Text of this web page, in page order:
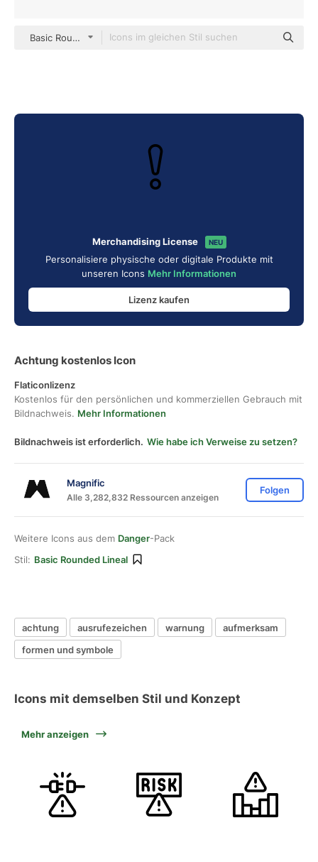
Basic Rounded Lineal
Merchandising License NEU
Personalisiere physische oder digitale Produkte mit
unseren Icons Mehr Informationen
Lizenz kaufen
Achtung kostenlos Icon
Flaticonlizenz
Kostenlos für den persönlichen und kommerziellen Gebrauch mit
Bildnachweis. Mehr Informationen
Bildnachweis ist erforderlich. Wie habe ich Verweise zu setzen?
Magnific
Alle 3,282,832 Ressourcen anzeigen
Folgen
Weitere Icons aus dem Danger-Pack
Stil: Basic Rounded Lineal
achtung ausrufezeichen warnung
aufmerksam
formen und symbole
Icons mit demselben Stil und Konzept
Mehr anzeigen